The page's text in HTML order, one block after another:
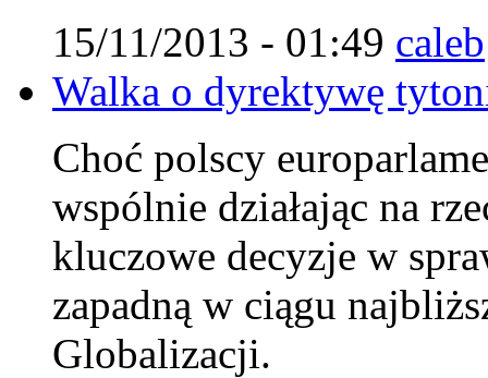
15/11/2013 - 01:49 caleb
Walka o dyrektywę
Choć polscy
wspólnie działając na
kluczowe decyzje w
zapadną w ciągu
Globalizacji.